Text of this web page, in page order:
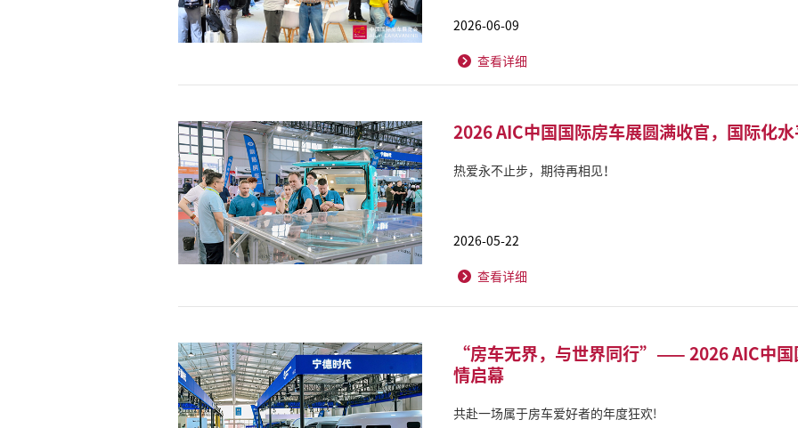
2026-06-09
查看详细
2026 AIC中国国际房车展圆满收官，国际化
热爱永不止步，期待再相见！
2026-05-22
查看详细
“房车无界，与世界同行”—— 2026 AIC中国
情启幕
共赴一场属于房车爱好者的年度狂欢!